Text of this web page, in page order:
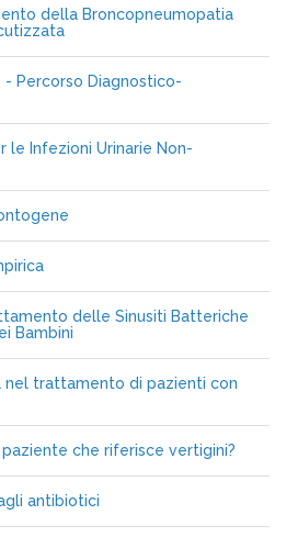
della Broncopneumopatia
Percorso Diagnostico-
le Infezioni Urinarie Non-
delle Sinusiti Batteriche
Bambini
nel trattamento di pazienti con
che riferisce vertigini?
antibiotici